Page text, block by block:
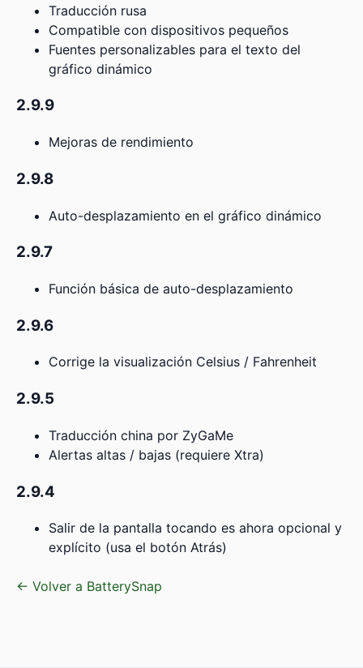
Traducción rusa
Compatible con dispositivos pequeños
Fuentes personalizables para el texto del
gráfico dinámico
2.9.9
Mejoras de rendimiento
2.9.8
Auto-desplazamiento en el gráfico dinámico
2.9.7
Función básica de auto-desplazamiento
2.9.6
Corrige la visualización Celsius / Fahrenheit
2.9.5
Traducción china por ZyGaMe
Alertas altas / bajas (requiere Xtra)
2.9.4
Salir de la pantalla tocando es ahora opcional y
explícito (usa el botón Atrás)
← Volver a BatterySnap